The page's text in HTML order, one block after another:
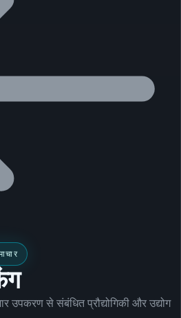
उपकरण से संबंधित प्रौद्योगिकी और उद्योग